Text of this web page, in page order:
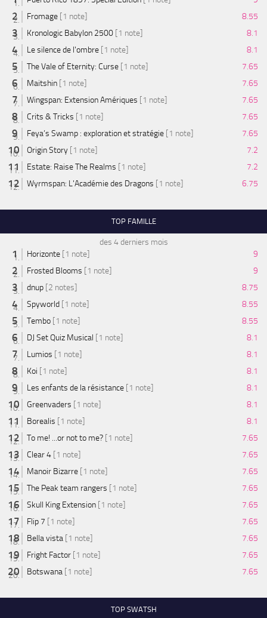
Fromage [1 note]
8.55
Kronologic Babylon 2500 [1 note]
8.1
Le silence de l'ombre [1 note]
8.1
The Vale of Eternity: Curse [1 note]
7.65
Maitshin [1 note]
7.65
Wingspan: Extension Amériques [1 note]
7.65
Crits & Tricks [1 note]
7.65
Feya’s Swamp : exploration et stratégie [1 note]
7.65
Origin Story [1 note]
7.2
Estate: Raise The Realms [1 note]
7.2
Wyrmspan: L'Académie des Dragons [1 note] 6.75
TOP FAMILLE
des 4 derniers mois
Horizonte [1 note]
9
Frosted Blooms [1 note]
9
dnup [2 notes]
8.75
Spyworld [1 note]
8.55
Tembo [1 note]
8.55
DJ Set Quiz Musical [1 note]
8.1
Lumios [1 note]
8.1
Koi [1 note]
8.1
Les enfants de la résistance [1 note]
8.1
Greenvaders [1 note]
8.1
Borealis [1 note]
8.1
To me! ...or not to me? [1 note]
7.65
Clear 4 [1 note]
7.65
Manoir Bizarre [1 note]
7.65
The Peak team rangers [1 note]
7.65
Skull King Extension [1 note]
7.65
Flip 7 [1 note]
7.65
Bella vista [1 note]
7.65
Fright Factor [1 note]
7.65
Botswana [1 note] 7.65
TOP SWATSH